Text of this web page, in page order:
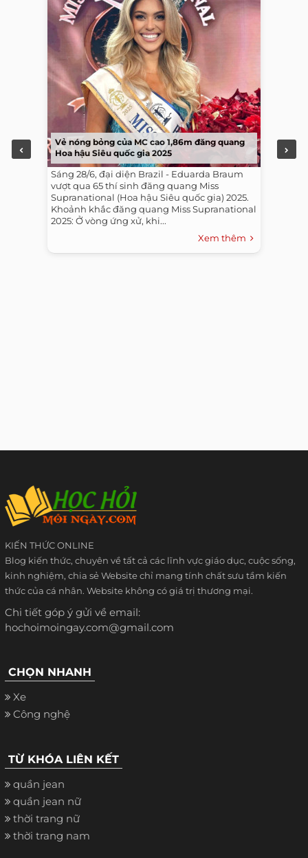
Vẻ nóng bỏng của MC cao 1,86m đăng quang
Hoa hậu Siêu quốc gia 2025
Sáng 28/6, đại diện Brazil - Eduarda Braum
vượt qua 65 thí sinh đăng quang Miss
Supranational (Hoa hậu Siêu quốc gia) 2025.
Khoảnh khắc đăng quang Miss Supranational
2025: Ở vòng ứng xử, khi...
Xem thêm
KIẾN THỨC ONLINE
Blog kiến thức, chuyên về tất cả các lĩnh vực giáo dục, cuộc sống,
kinh nghiệm, chia sẻ Website chỉ mang tính chất sưu tầm kiến
thức của cá nhân. Website không có giá trị thương mại.
Chi tiết góp ý gửi về email:
hochoimoingay.com@gmail.com
CHỌN NHANH
Xe
Công nghệ
TỪ KHÓA LIÊN KẾT
quần jean
quần jean nữ
thời trang nữ
thời trang nam